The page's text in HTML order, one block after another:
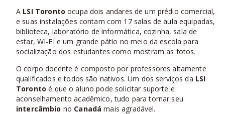
A LSI Toronto ocupa dois andares de um prédio comercial,
e suas instalações contam com 17 salas de aula equipadas,
biblioteca, laboratório de informática, cozinha, sala de
estar, WI-FI e um grande pátio no meio da escola para
socialização dos estudantes como mostram as fotos.
O corpo docente é composto por professores altamente
qualificados e todos são nativos. Um dos serviços da LSI
Toronto é que o aluno pode solicitar suporte e
aconselhamento acadêmico, tudo para tornar seu
intercâmbio no Canadá mais agradável.